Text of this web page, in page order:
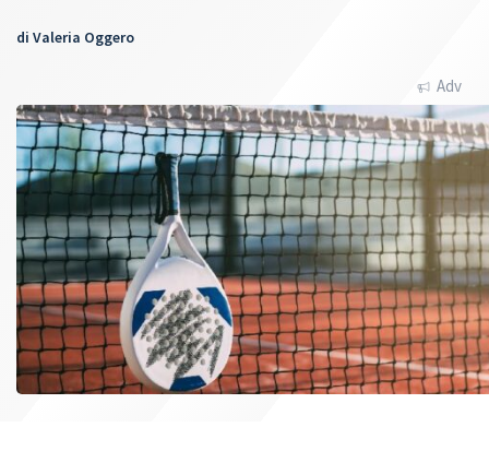
di Valeria Oggero
Adv